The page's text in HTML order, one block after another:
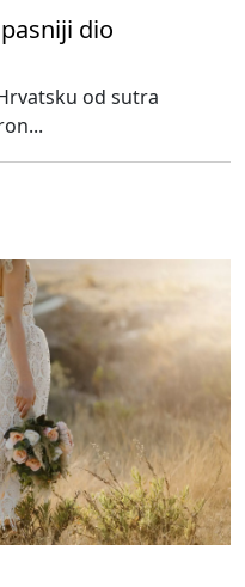
dio
od sutra